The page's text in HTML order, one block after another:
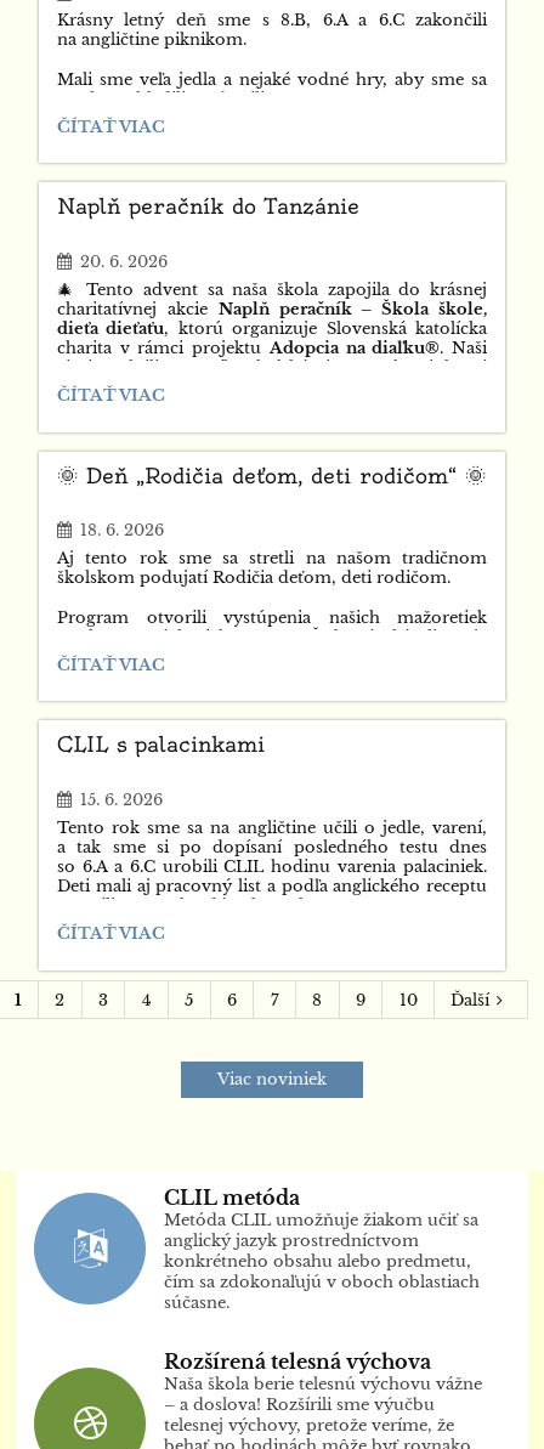
Krásny letný deň sme s 8.B, 6.A a 6.C zakončili
na angličtine piknikom.
Mali sme veľa jedla a nejaké vodné hry, aby sme sa
trochu ochladili a zabavili.
PIKNIK
ANJ:
ČÍTAŤ VIAC
Naplň peračník do Tanzánie
20. 6. 2026
🎄 Tento advent sa naša škola zapojila do krásnej
charitatívnej akcie Naplň peračník – Škola škole,
dieťa dieťaťu, ktorú organizuje Slovenská katolícka
charita v rámci projektuAdopcia na diaľku®. Naši
žiaci naplnili peračníky školskými pomôckami, ktoré
poputovali deťom do Tanzánie, aby im pomohli
pri vzdelávaní a priniesli radosť. 🎁
NAPLŇ
DO
TANZÁNIE:
ČÍTAŤ VIAC
🌞 Deň „Rodičia deťom, deti rodičom“ 🌞
18. 6. 2026
Aj tento rok sme sa stretli na našom tradičnom
školskom podujatí Rodičia deťom, deti rodičom.
Program otvorili vystúpenia našich mažoretiek
a talentovaných žiakov zo ZUŠ, ktorí ukázali svoje
schopnosti a zožali zaslúžený potlesk. Deti si užili
skákanie na nafukovacích hradoch a s nadšením
aktivít – lovenie rybičiek, šikovné ručičky, piškvorky,
trefu do cieľa či rôzne športové súťaže.
🌞
„RODIČIA
DEŤOM,
DETI
🌞:
ČÍTAŤ VIAC
CLIL s palacinkami
15. 6. 2026
Tento rok sme sa na angličtine učili o jedle, varení,
a tak sme si po dopísaní posledného testu dnes
so 6.A a 6.C urobili CLIL hodinu varenia palaciniek.
Deti mali aj pracovný list a podľa anglického receptu
spravili cesto a každý ochutnal.
CLIL
PALACINKAMI:
ČÍTAŤ VIAC
1 2 3 4 5 6 7 8 9 10 Ďalší
Viac noviniek
CLIL metóda
Metóda CLIL umožňuje žiakom učiť sa
anglický jazyk prostredníctvom
konkrétneho obsahu alebo predmetu,
čím sa zdokonaľujú v oboch oblastiach
súčasne.
Rozšírená telesná výchova
Naša škola berie telesnú výchovu vážne
– a doslova! Rozšírili sme výučbu
telesnej výchovy, pretože veríme, že